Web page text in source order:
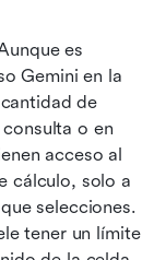
es
Gemini en la
de
o en
acceso al
cálculo, solo a
selecciones.
tener un límite